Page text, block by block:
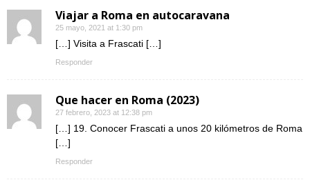
Viajar a Roma en autocaravana
25 mayo, 2021 at 1:30 pm
[…] Visita a Frascati […]
Responder
Que hacer en Roma (2023)
27 febrero, 2023 at 12:38 pm
[…] 19. Conocer Frascati a unos 20 kilómetros de Roma
[…]
Responder